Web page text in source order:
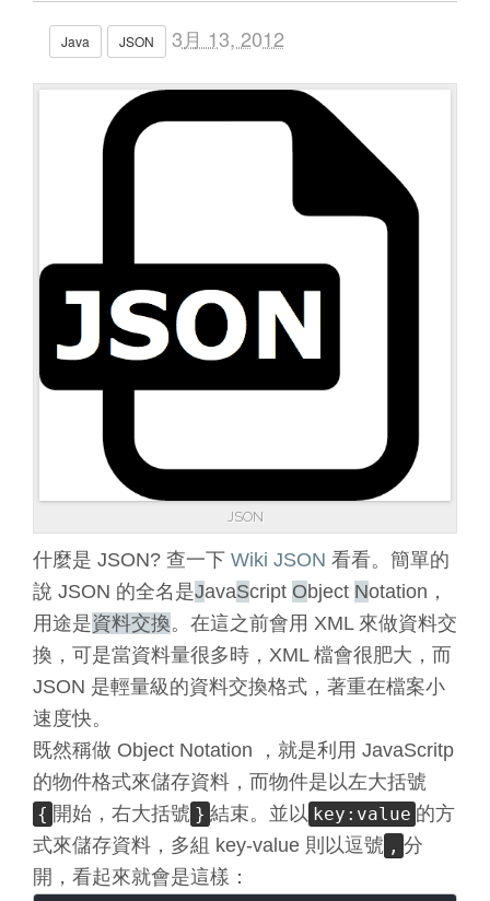
Java JSON 3月 13, 2012
JSON
什麼是 JSON? 查一下 Wiki JSON 看看。簡單的
說 JSON 的全名是JavaScript Object Notation，
用途是資料交換。在這之前會用 XML 來做資料交
換，可是當資料量很多時，XML 檔會很肥大，而
JSON 是輕量級的資料交換格式，著重在檔案小
速度快。
既然稱做 Object Notation ，就是利用 JavaScritp
的物件格式來儲存資料，而物件是以左大括號
{ 開始，右大括號 } 結束。並以 key:value 的方
式來儲存資料，多組 key-value 則以逗號 , 分
開，看起來就會是這樣：